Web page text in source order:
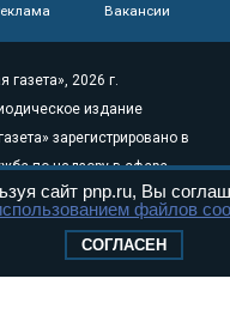
Вакансии
газета», 2026 г.
издание
зарегистрировано в
по надзору в сфере
технологий и
(Роскомнадзор) 05
Эл № ФС77-
сайт pnp.ru, Вы
файлов
СОГЛАСЕН